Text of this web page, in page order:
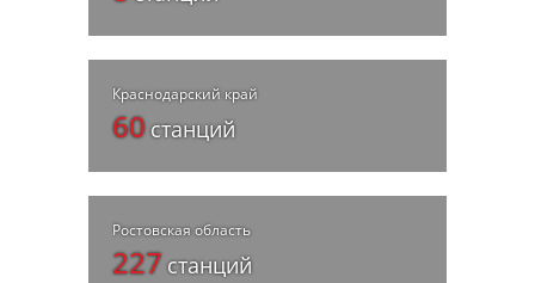
Краснодарский край
60станций
Ростовская область
227станций